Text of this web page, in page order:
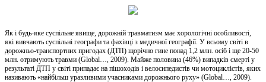
Як і будь-яке суспільне явище, дорожній травматизм має хорологічні особливості,
які вивчають суспільні географи та фахівці з медичної географії. У всьому світі в
дорожньо-транспортних пригодах (ДТП) щорічно гине понад 1,2 млн. осіб і ще 20-50
млн. отримують травми (Global…, 2009). Майже половина (46%) випадків смерті у
результаті ДТП у світі припадає на пішоходів і велосипедистів чи мотоциклістів, яких
називають «найбільш уразливими учасниками дорожнього руху» (Global…, 2009).